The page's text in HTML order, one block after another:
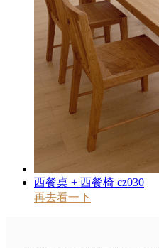
西餐桌 + 西餐椅 cz030
再去看一下